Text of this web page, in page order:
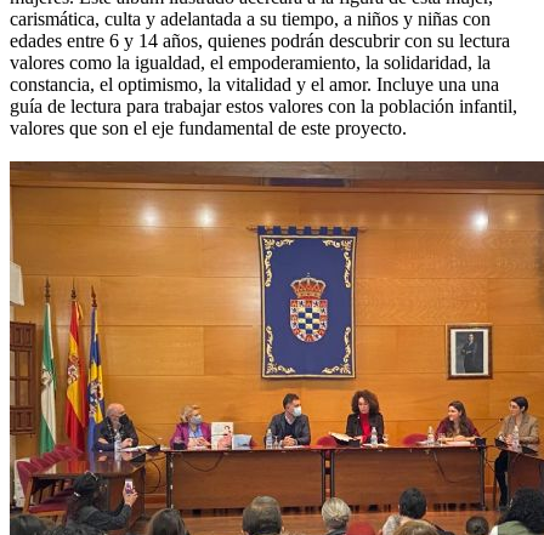
carismática, culta y adelantada a su tiempo, a niños y niñas con
edades entre 6 y 14 años, quienes podrán descubrir con su lectura
valores como la igualdad, el empoderamiento, la solidaridad, la
constancia, el optimismo, la vitalidad y el amor. Incluye una una
guía de lectura para trabajar estos valores con la población infantil,
valores que son el eje fundamental de este proyecto.